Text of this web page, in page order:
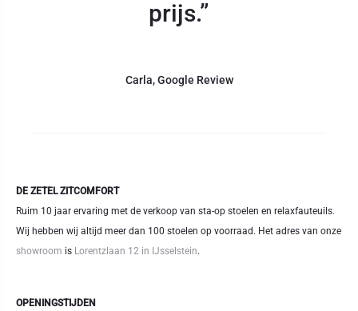
prijs.”
Carla,Google Review
DE ZETEL ZITCOMFORT
Ruim 10 jaar ervaring met de verkoop van sta-op stoelen en relaxfauteuils.
Wij hebben wij altijd meer dan 100 stoelen op voorraad. Het adres van onze
showroom is Lorentzlaan 12 in IJsselstein.
OPENINGSTIJDEN